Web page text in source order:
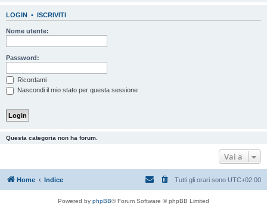
LOGIN • ISCRIVITI
Nome utente:
Password:
Ricordami
Nascondi il mio stato per questa sessione
Questa categoria non ha forum.
Vai a
Home Indice Tutti gli orari sono UTC+02:00
Powered by phpBB® Forum Software © phpBB Limited